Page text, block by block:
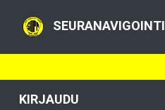
SEURANAVIGOINTI
KIRJAUDU